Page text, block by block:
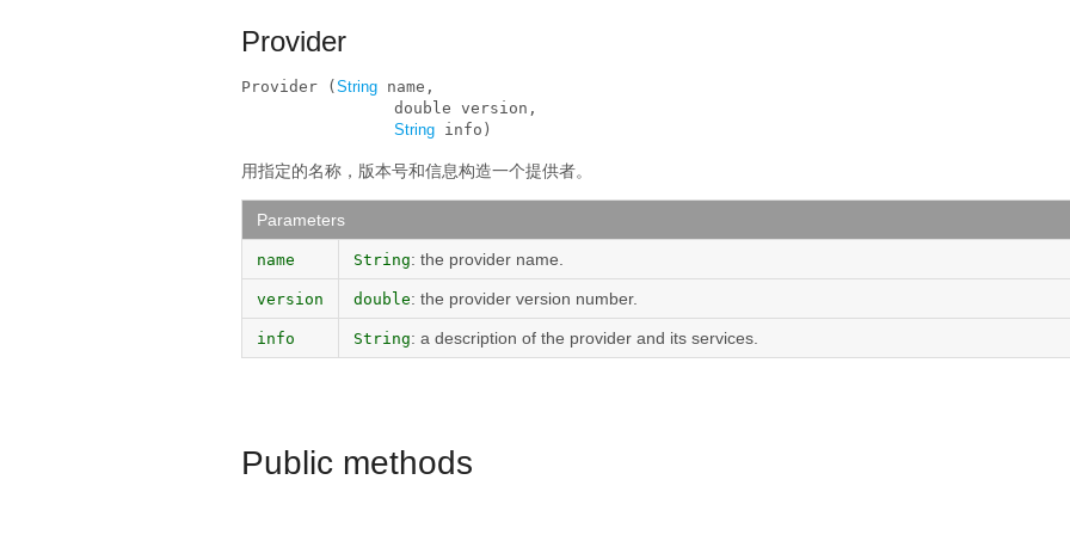
Provider
Provider ( String name,
                double version,
String info)
用指定的名称，版本号和信息构造一个提供者。
Parameters
name String: the provider name.
version double: the provider version number.
info String: a description of the provider and its services.
Public methods